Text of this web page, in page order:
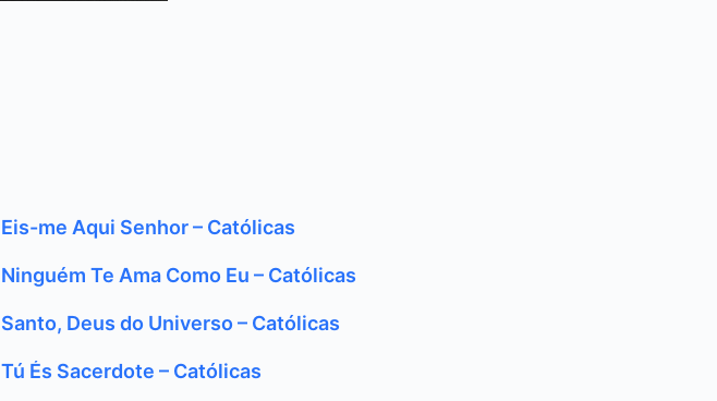
Eis-me Aqui Senhor – Católicas
Ninguém Te Ama Como Eu – Católicas
Santo, Deus do Universo – Católicas
Tú És Sacerdote – Católicas